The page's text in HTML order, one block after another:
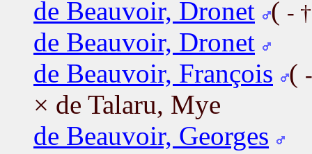
de Beauvoir, Dronet ( -
de Beauvoir, Dronet
de Beauvoir, François (
× de Talaru, Mye
de Beauvoir, Georges